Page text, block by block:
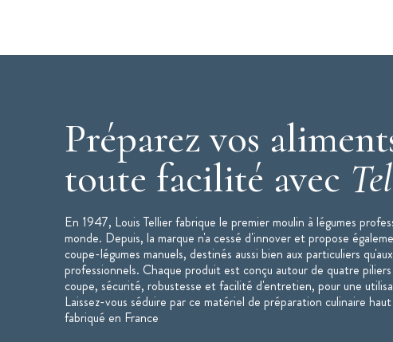
Préparez vos
toute facilité avec
En 1947, Louis Tellier fabrique le premier moulin à légumes
monde. Depuis, la marque n'a cessé d'innover et propose
coupe-légumes manuels, destinés aussi bien aux particuliers qu'aux
professionnels. Chaque produit est conçu autour de quatre
coupe, sécurité, robustesse et facilité d'entretien, pour une
Laissez-vous séduire par ce matériel de préparation culinaire
fabriqué en France